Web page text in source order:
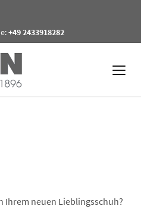
+49 2433918282
Ihrem neuen Lieblingsschuh?